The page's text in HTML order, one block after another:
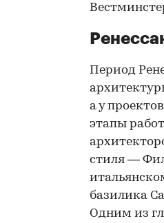
Период
а у
этапы
стиля —
базилика
Одним из